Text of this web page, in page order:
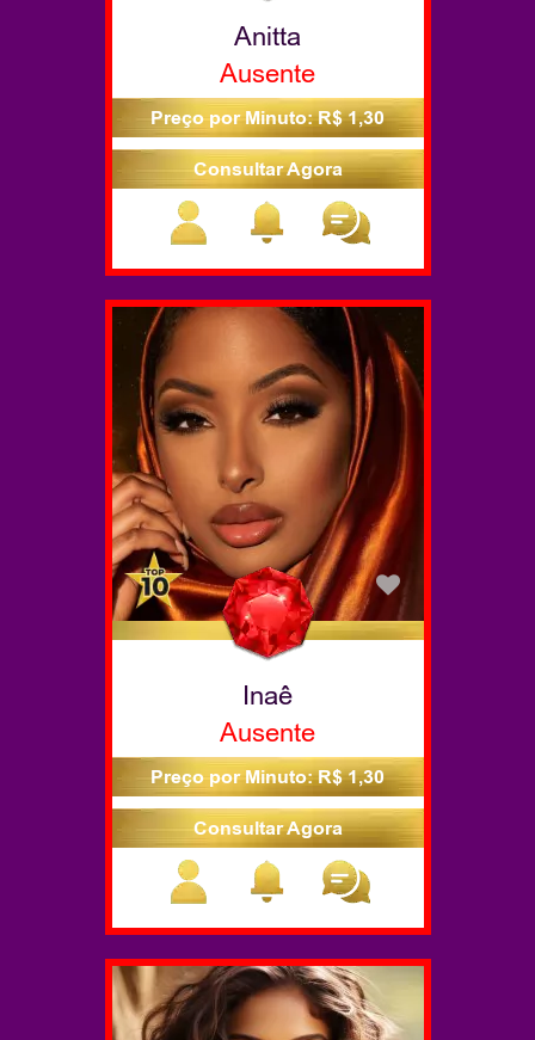
Anitta
Ausente
Preço por Minuto: R$ 1,30
Consultar Agora
Inaê
Ausente
Preço por Minuto: R$ 1,30
Consultar Agora